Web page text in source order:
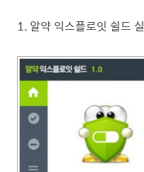
1. 알약 익스플로잇 쉴드